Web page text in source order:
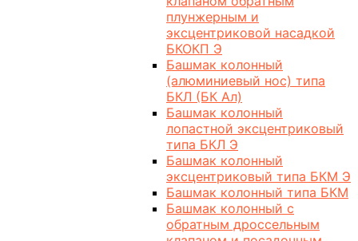
плунжерным и
эксцентриковой насадкой
БКОКП Э
Башмак колонный
(алюминиевый нос) типа
БКЛ (БК Ал)
Башмак колонный
лопастной эксцентриковый
типа БКЛ Э
Башмак колонный
эксцентриковый типа БКМ Э
Башмак колонный типа БКМ
Башмак колонный с
обратным дроссельным